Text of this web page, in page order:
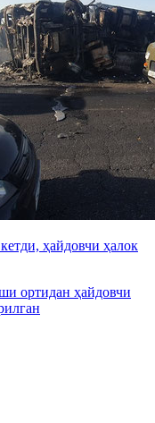
ҳайдовчи ҳалок
ортидан ҳайдовчи